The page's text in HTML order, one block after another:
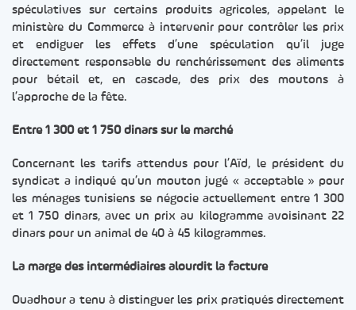
spéculatives sur certains produits agricoles, appelant le
ministère du Commerce à intervenir pour contrôler les prix
et endiguer les effets d’une spéculation qu’il juge
directement responsable du renchérissement des aliments
pour bétail et, en cascade, des prix des moutons à
l’approche de la fête.
Entre 1 300 et 1 750 dinars sur le marché
Concernant les tarifs attendus pour l’Aïd, le président du
syndicat a indiqué qu’un mouton jugé « acceptable » pour
les ménages tunisiens se négocie actuellement entre 1 300
et 1 750 dinars, avec un prix au kilogramme avoisinant 22
dinars pour un animal de 40 à 45 kilogrammes.
La marge des intermédiaires alourdit la facture
Ouadhour a tenu à distinguer les prix pratiqués directement